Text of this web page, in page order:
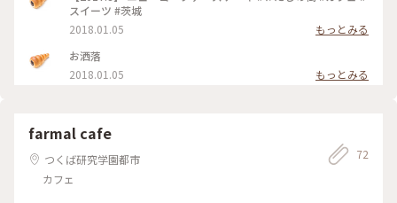
スイーツ #茨城
2018.01.05
もっとみる
お洒落
2018.01.05
もっとみる
farmal cafe
つくば研究学園都市
カフェ
72